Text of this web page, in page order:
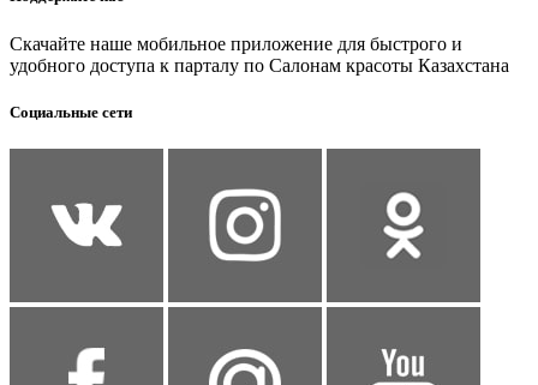
Скачайте наше мобильное приложение для быстрого и
удобного доступа к парталу по Салонам красоты Казахстана
Социальные сети